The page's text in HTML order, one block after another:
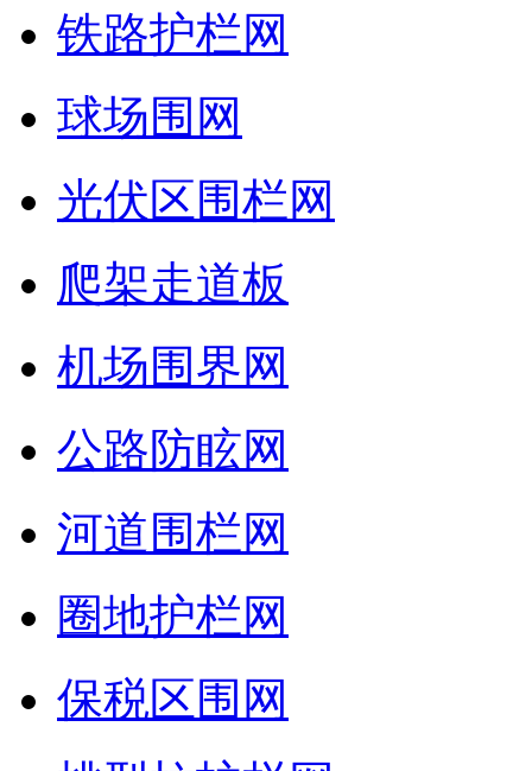
铁路护栏网
球场围网
光伏区围栏网
爬架走道板
机场围界网
公路防眩网
河道围栏网
圈地护栏网
保税区围网